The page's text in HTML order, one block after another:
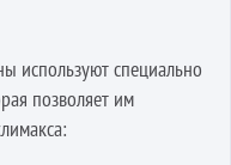
используют специально
позволяет им